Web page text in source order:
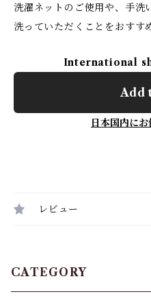
洗濯ネットのご使用や、手洗
洗っていただくことをおすす
International
Add
日本国内に
レビュー
CATEGORY